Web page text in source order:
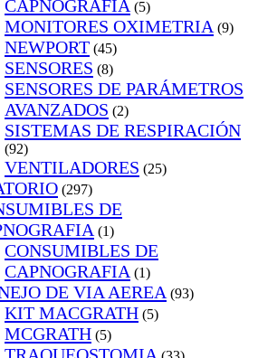
CAPNOGRAFÍA (5)
MONITORES OXIMETRIA (9)
NEWPORT (45)
SENSORES (8)
SENSORES DE PARÁMETROS
AVANZADOS (2)
SISTEMAS DE RESPIRACIÓN
(92)
VENTILADORES (25)
(297)
DE
(1)
CONSUMIBLES DE
CAPNOGRAFIA (1)
DE VIA AEREA (93)
KIT MACGRATH (5)
MCGRATH (5)